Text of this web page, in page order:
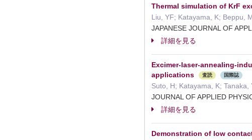
Thermal simulation of KrF
Liu, YF; Katayama, K; Beppu,
JAPANESE JOURNAL OF
詳細を見る
Excimer-laser-annealing-
applications
査読 国際誌
Suto, H; Katayama, K;
JOURNAL OF APPLIED
詳細を見る
Demonstration of low